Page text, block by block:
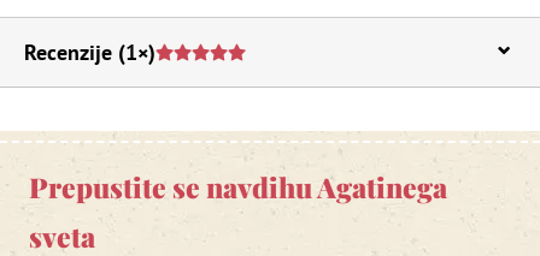
Recenzije (1×)
Prepustite se navdihu Agatinega
sveta